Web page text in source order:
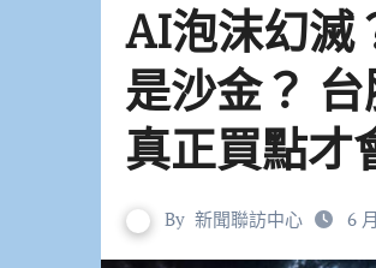
AI泡沫幻滅
是沙金？ 台
真正買點才
By 新聞聯訪中心 6